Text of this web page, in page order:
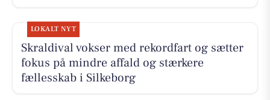
LOKALT NYT
Skraldival vokser med rekordfart og sætter
fokus på mindre affald og stærkere
fællesskab i Silkeborg